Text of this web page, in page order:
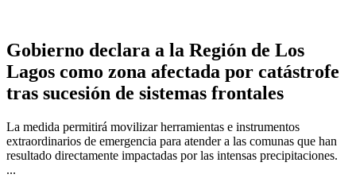
Gobierno declara a la Región de Los
Lagos como zona afectada por catástrofe
tras sucesión de sistemas frontales
La medida permitirá movilizar herramientas e instrumentos
extraordinarios de emergencia para atender a las comunas que han
resultado directamente impactadas por las intensas precipitaciones.
...